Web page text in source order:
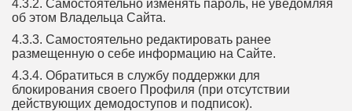
4.3.2. Самостоятельно изменять пароль, не уведомляя
об этом Владельца Сайта.
4.3.3. Самостоятельно редактировать ранее
размещенную о себе информацию на Сайте.
4.3.4. Обратиться в службу поддержки для
блокирования своего Профиля (при отсутствии
действующих демодоступов и подписок).